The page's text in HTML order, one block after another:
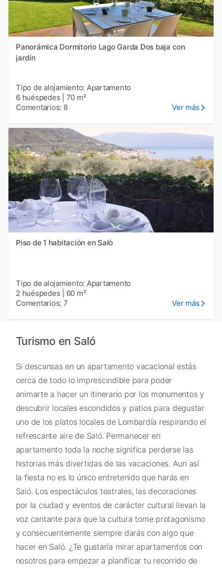
Panorámica Dormitorio Lago Garda Dos baja con
jardín
Tipo de alojamiento: Apartamento
6 huéspedes
70 m²
Comentarios: 8
Ver más
Piso de 1 habitación en Salò
Tipo de alojamiento: Apartamento
2 huéspedes
60 m²
Comentarios: 7
Ver más
Turismo en Saló
Si descansas en un apartamento vacacional estás
cerca de todo lo imprescindible para poder
animarte a hacer un itinerario por los monumentos y
descubrir locales escondidos y patios para degustar
uno de los platos locales de Lombardía respirando el
refrescante aire de Saló. Permanecer en
apartamento toda la noche significa perderse las
historias más divertidas de las vacaciones. Aun así
la fiesta no es lo único entretenido que harás en
Saló. Los espectáculos teatrales, las decoraciones
por la ciudad y eventos de carácter cultural llevan la
voz cantante para que la cultura tome protagonismo
y consecuentemente siempre darás con algo que
hacer en Saló. ¿Te gustaría mirar apartamentos con
nosotros para empezar a planificar tu recorrido de